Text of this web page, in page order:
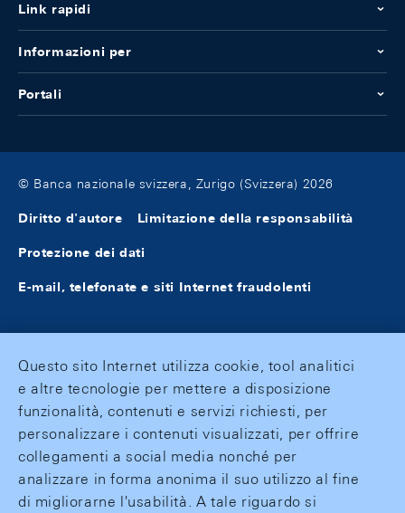
Link rapidi
Informazioni per
Portali
© Banca nazionale svizzera, Zurigo (Svizzera) 2026
Diritto d'autore Limitazione della responsabilità
Protezione dei dati
E-mail, telefonate e siti Internet fraudolenti
Questo sito Internet utilizza cookie, tool analitici
e altre tecnologie per mettere a disposizione
funzionalità, contenuti e servizi richiesti, per
personalizzare i contenuti visualizzati, per offrire
collegamenti a social media nonché per
analizzare in forma anonima il suo utilizzo al fine
di migliorarne l'usabilità. A tale riguardo si